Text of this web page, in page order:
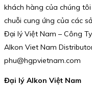
khách hàng của chúng
chuỗi cung ứng của các
Đại lý Việt Nam – Công
Alkon Viet Nam
phu@hgpvietnam.com
Đại lý Alkon Việt Nam